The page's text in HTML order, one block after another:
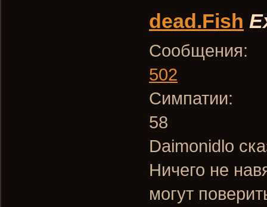
dead.Fish
Сообщения:
502
Симпатии:
58
Daimonidlo
Ничего не
могут